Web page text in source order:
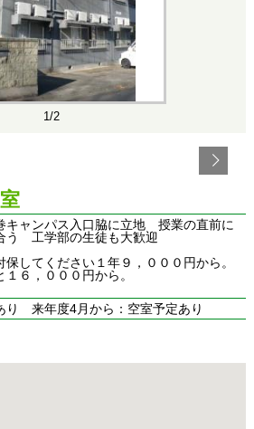
1/2
キャンパス入口脇に立地 授業の直前に
う 工学部の生徒も大歓迎
保してください１年９，０００円から。
１６，０００円から。
り 来年度4月から：空室予定あり